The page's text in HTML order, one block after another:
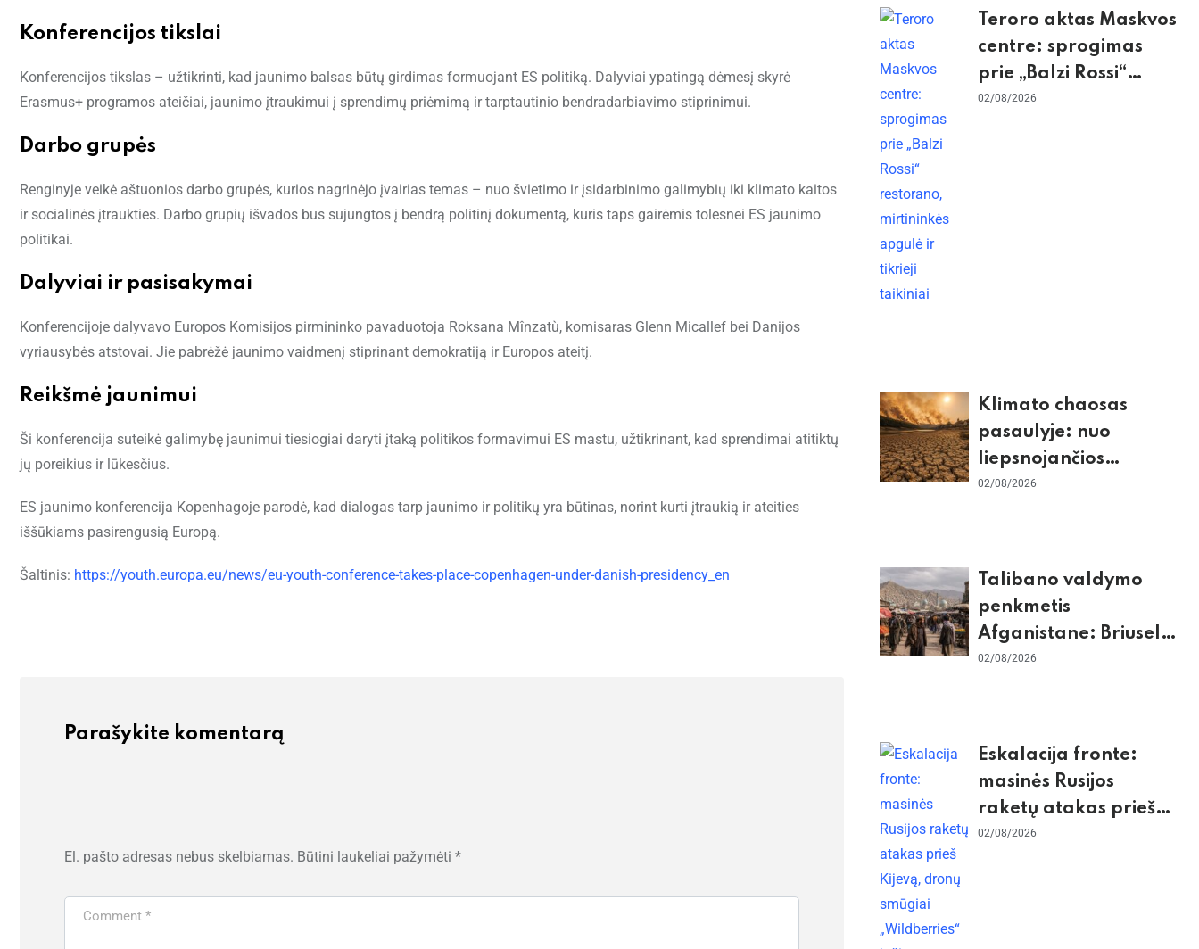
Konferencijos tikslai
Konferencijos tikslas – užtikrinti, kad jaunimo balsas būtų girdimas formuojant ES politiką. Dalyviai ypatingą dėmesį skyrė
Erasmus+ programos ateičiai, jaunimo įtraukimui į sprendimų priėmimą ir tarptautinio bendradarbiavimo stiprinimui.
Darbo grupės
Renginyje veikė aštuonios darbo grupės, kurios nagrinėjo įvairias temas – nuo švietimo ir įsidarbinimo galimybių iki klimato kaitos
ir socialinės įtraukties. Darbo grupių išvados bus sujungtos į bendrą politinį dokumentą, kuris taps gairėmis tolesnei ES jaunimo
politikai.
Dalyviai ir pasisakymai
Konferencijoje dalyvavo Europos Komisijos pirmininko pavaduotoja Roksana Mînzatù, komisaras Glenn Micallef bei Danijos
vyriausybės atstovai. Jie pabrėžė jaunimo vaidmenį stiprinant demokratiją ir Europos ateitį.
Reikšmė jaunimui
Ši konferencija suteikė galimybę jaunimui tiesiogiai daryti įtaką politikos formavimui ES mastu, užtikrinant, kad sprendimai atitiktų
jų poreikius ir lūkesčius.
ES jaunimo konferencija Kopenhagoje parodė, kad dialogas tarp jaunimo ir politikų yra būtinas, norint kurti įtraukią ir ateities
iššūkiams pasirengusią Europą.
Šaltinis: https://youth.europa.eu/news/eu-youth-conference-takes-place-copenhagen-under-danish-presidency_en
Parašykite komentarą
El. pašto adresas nebus skelbiamas. Būtini laukeliai pažymėti *
Teroro aktas Maskvos
centre: sprogimas
prie „Balzi Rossi“
restorano,
02/08/2026
Klimato chaosas
pasaulyje: nuo
liepsnojančios
Europos iki
02/08/2026
Talibano valdymo
penkmetis
Afganistane: Briuselio
vizito užkulisiai, gilus
02/08/2026
Eskalacija fronte:
masinės Rusijos
raketų atakas prieš
Kijevą, dronų smūgiai
02/08/2026